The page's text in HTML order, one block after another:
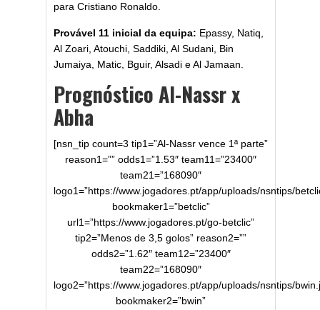
para Cristiano Ronaldo.
Provável 11 inicial da equipa: Epassy, Natiq,
Al Zoari, Atouchi, Saddiki, Al Sudani, Bin
Jumaiya, Matic, Bguir, Alsadi e Al Jamaan.
Prognóstico Al-Nassr x
Abha
[nsn_tip count=3 tip1=”Al-Nassr vence 1ª parte”
reason1=”” odds1=”1.53″ team11=”23400″
team21=”168090″
logo1=”https://www.jogadores.pt/app/uploads/nsntips/
bookmaker1=”betclic”
url1=”https://www.jogadores.pt/go-betclic”
tip2=”Menos de 3,5 golos” reason2=””
odds2=”1.62″ team12=”23400″
team22=”168090″
logo2=”https://www.jogadores.pt/app/uploads/nsntips/
bookmaker2=”bwin”